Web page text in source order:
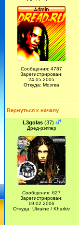
Сообщения: 4787
Зарегистрирован:
24.05.2005
Откуда: Мозгва
Вернуться к началу
L3golas(37)
Дред-рэппер
Сообщения: 627
Зарегистрирован:
19.02.2006
Откуда: Ukraine / Kharkiv